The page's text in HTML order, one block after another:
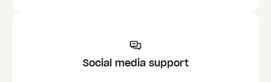
Social media support